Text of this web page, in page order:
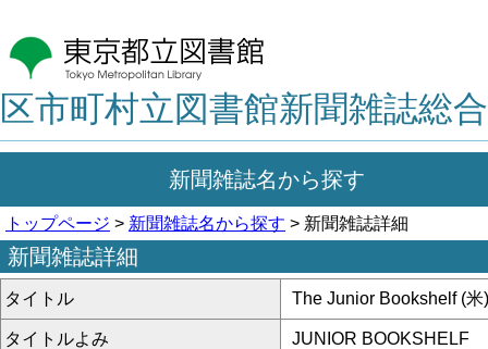
区市町村立図書館新聞雑誌総
新聞雑誌名から探す
トップページ > 新聞雑誌名から探す > 新聞雑誌詳細
新聞雑誌詳細
タイトル The Junior Bookshelf (米)
タイトルよみ JUNIOR BOOKSHELF